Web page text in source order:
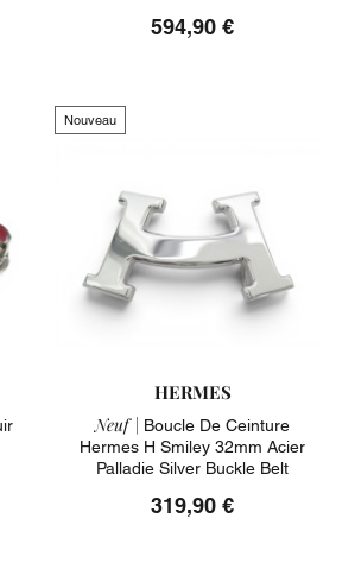
594,90 €
Nouveau
HERMES
Neuf | Boucle De Ceinture
Hermes H Smiley 32mm Acier
Palladie Silver Buckle Belt
319,90 €